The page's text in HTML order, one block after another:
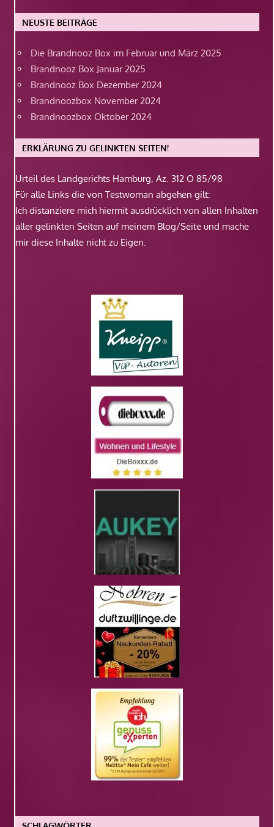
NEUSTE BEITRÄGE
Die Brandnooz Box im Februar und März 2025
Brandnooz Box Januar 2025
Brandnooz Box Dezember 2024
Brandnoozbox November 2024
Brandnoozbox Oktober 2024
ERKLÄRUNG ZU GELINKTEN SEITEN!
Urteil des Landgerichts Hamburg, Az. 312 O 85/98
Für alle Links die von Testwoman abgehen gilt:
Ich distanziere mich hiermit ausdrücklich von allen Inhalten
aller gelinkten Seiten auf meinem Blog/Seite und mache
mir diese Inhalte nicht zu Eigen.